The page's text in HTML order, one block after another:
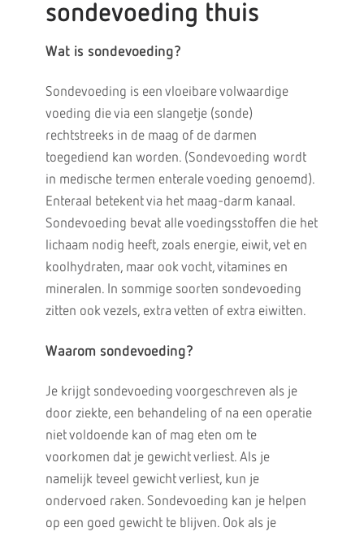
sondevoeding thuis
Wat is sondevoeding?
Sondevoeding is een vloeibare volwaardige
voeding die via een slangetje (sonde)
rechtstreeks in de maag of de darmen
toegediend kan worden. (Sondevoeding wordt
in medische termen enterale voeding genoemd).
Enteraal betekent via het maag-darm kanaal.
Sondevoeding bevat alle voedingsstoffen die het
lichaam nodig heeft, zoals energie, eiwit, vet en
koolhydraten, maar ook vocht, vitamines en
mineralen. In sommige soorten sondevoeding
zitten ook vezels, extra vetten of extra eiwitten.
Waarom sondevoeding?
Je krijgt sondevoeding voorgeschreven als je
door ziekte, een behandeling of na een operatie
niet voldoende kan of mag eten om te
voorkomen dat je gewicht verliest. Als je
namelijk teveel gewicht verliest, kun je
ondervoed raken. Sondevoeding kan je helpen
op een goed gewicht te blijven. Ook als je